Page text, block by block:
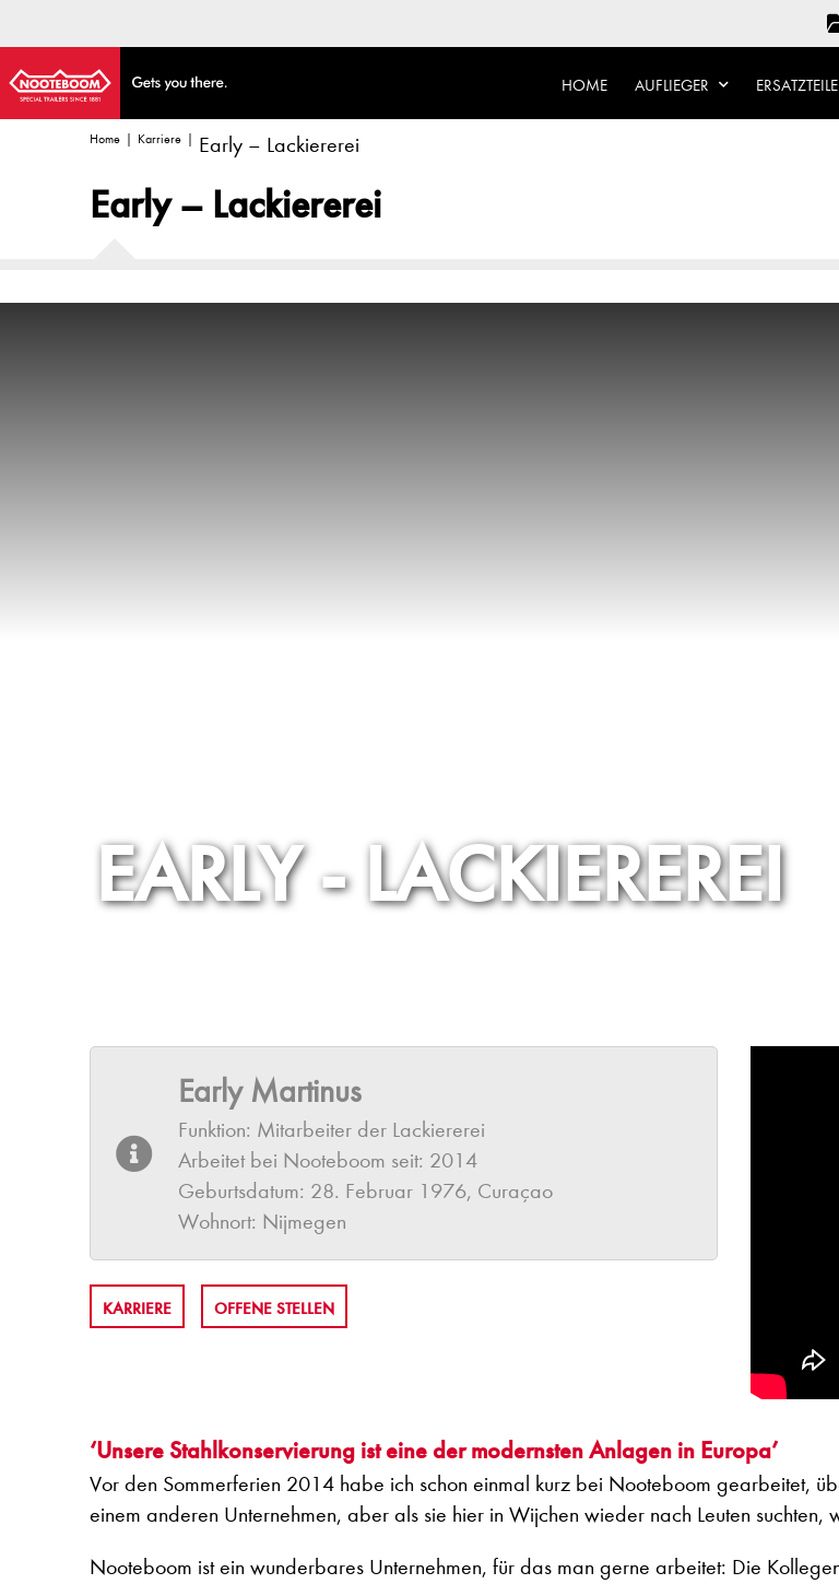
HOME AUFLIEGER ERSATZTEILE
Home Karriere Early – Lackiererei
Early – Lackiererei
EARLY - LACKIEREREI
Early Martinus
Funktion: Mitarbeiter der Lackiererei
Arbeitet bei Nooteboom seit: 2014
Geburtsdatum: 28. Februar 1976, Curaçao
Wohnort: Nijmegen
KARRIERE OFFENE STELLEN
‘Unsere Stahlkonservierung ist eine der modernsten Anlagen in Europa’
Vor den Sommerferien 2014 habe ich schon einmal kurz bei Nooteboom gearbeitet,
einem anderen Unternehmen, aber als sie hier in Wijchen wieder nach Leuten suchten,
Nooteboom ist ein wunderbares Unternehmen, für das man gerne arbeitet: Die